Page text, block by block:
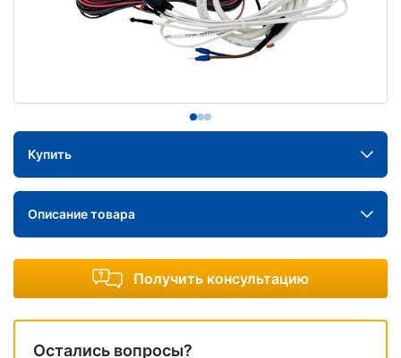
Купить
Описание товара
Получить консультацию
Остались вопросы?